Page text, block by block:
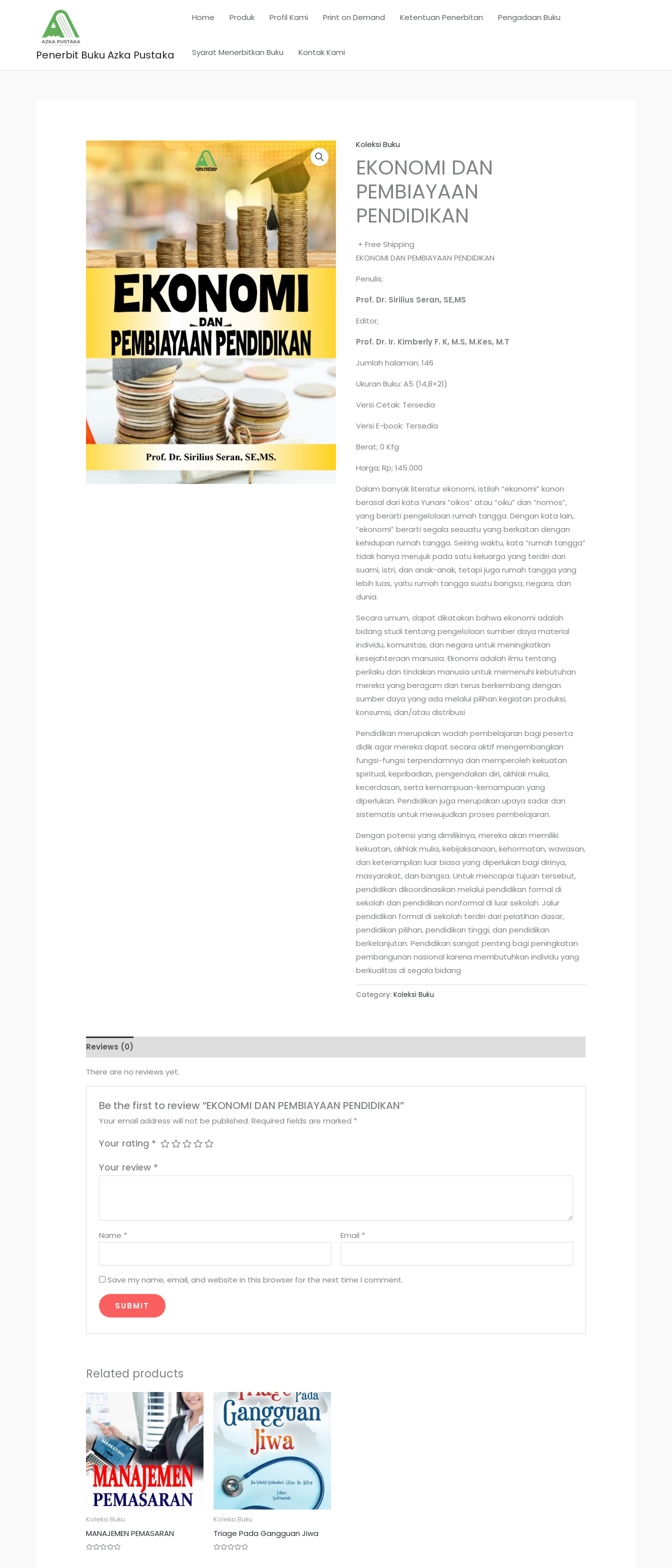
Penerbit Buku Azka Pustaka
Home Produk Profil Kami Print on Demand Ketentuan Penerbitan Pengadaan Buku
Syarat Menerbitkan Buku Kontak Kami
Koleksi Buku
EKONOMI DAN
PEMBIAYAAN
PENDIDIKAN
+ Free Shipping
EKONOMI DAN PEMBIAYAAN PENDIDIKAN
Penulis;
Prof. Dr. Sirilius Seran, SE,MS
Editor;
Prof. Dr. Ir. Kimberly F. K, M.S, M.Kes, M.T
Jumlah halaman; 146
Ukuran Buku: A5 (14,8×21)
Versi Cetak: Tersedia
Versi E-book: Tersedia
Berat; 0 Kfg
Harga; Rp; 145.000
Dalam banyak literatur ekonomi, istilah “ekonomi” konon
berasal dari kata Yunani “oikos” atau “oiku” dan “nomos”,
yang berarti pengelolaan rumah tangga. Dengan kata lain,
“ekonomi” berarti segala sesuatu yang berkaitan dengan
kehidupan rumah tangga. Seiring waktu, kata “rumah tangga”
tidak hanya merujuk pada satu keluarga yang terdiri dari
suami, istri, dan anak-anak, tetapi juga rumah tangga yang
lebih luas, yaitu rumah tangga suatu bangsa, negara, dan
dunia.
Secara umum, dapat dikatakan bahwa ekonomi adalah
bidang studi tentang pengelolaan sumber daya material
individu, komunitas, dan negara untuk meningkatkan
kesejahteraan manusia. Ekonomi adalah ilmu tentang
perilaku dan tindakan manusia untuk memenuhi kebutuhan
mereka yang beragam dan terus berkembang dengan
sumber daya yang ada melalui pilihan kegiatan produksi,
konsumsi, dan/atau distribusi
Pendidikan merupakan wadah pembelajaran bagi peserta
didik agar mereka dapat secara aktif mengembangkan
fungsi-fungsi terpendamnya dan memperoleh kekuatan
spiritual, kepribadian, pengendalian diri, akhlak mulia,
kecerdasan, serta kemampuan-kemampuan yang
diperlukan. Pendidikan juga merupakan upaya sadar dan
sistematis untuk mewujudkan proses pembelajaran.
Dengan potensi yang dimilikinya, mereka akan memiliki
kekuatan, akhlak mulia, kebijaksanaan, kehormatan, wawasan,
dan keterampilan luar biasa yang diperlukan bagi dirinya,
masyarakat, dan bangsa. Untuk mencapai tujuan tersebut,
pendidikan dikoordinasikan melalui pendidikan formal di
sekolah dan pendidikan nonformal di luar sekolah. Jalur
pendidikan formal di sekolah terdiri dari pelatihan dasar,
pendidikan pilihan, pendidikan tinggi, dan pendidikan
berkelanjutan. Pendidikan sangat penting bagi peningkatan
pembangunan nasional karena membutuhkan individu yang
berkualitas di segala bidang
Category: Koleksi Buku
Reviews (0)
There are no reviews yet.
Be the first to review “EKONOMI DAN PEMBIAYAAN PENDIDIKAN”
Your email address will not be published. Required fields are marked *
Your rating *
Your review *
Name * Email *
Save my name, email, and website in this browser for the next time I comment.
Related products
Koleksi Buku
MANAJEMEN PEMASARAN
Koleksi Buku
Triage Pada Gangguan Jiwa